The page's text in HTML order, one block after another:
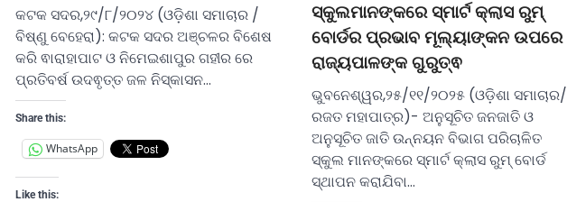
କଟକ ସଦର,୨୯/୮/୨୦୨୪ (ଓଡ଼ିଶା ସମାଚାର /
ବିଷ୍ଣୁ ବେହେରା): କଟକ ସଦର ଅଞ୍ଚଳର ବିଶେଷ
କରି ଵାରାହାପାଟ ଓ ନିମେଇଶାପୁର ଗହୀର ରେ
ପ୍ରତିବର୍ଷ ଉଦଵୃତ୍ତ ଜଳ ନିସ୍କାସନ…
Share this:
WhatsApp
Like this:
ସ୍କୁଲମାନଙ୍କରେ ସ୍ମାର୍ଟ କ୍ଲାସ ରୁମ୍
ବୋର୍ଡର ପ୍ରଭାବ ମୂଲ୍ୟାଙ୍କନ ଉପରେ
ରାଜ୍ୟପାଳଙ୍କ ଗୁରୁତ୍ଵ
ଭୁବନେଶ୍ୱର,୨୫/୧୧/୨୦୨୫ (ଓଡ଼ିଶା ସମାଚାର/
ରଜତ ମହାପାତ୍ର)- ଅନୁସୂଚିତ ଜନଜାତି ଓ
ଅନୁସୂଚିତ ଜାତି ଉନ୍ନୟନ ବିଭାଗ ପରିଚାଳିତ
ସ୍କୁଲ ମାନଙ୍କରେ ସ୍ମାର୍ଟ କ୍ଲାସ ରୁମ୍ ବୋର୍ଡ
ସ୍ଥାପନ କରାଯିବା…